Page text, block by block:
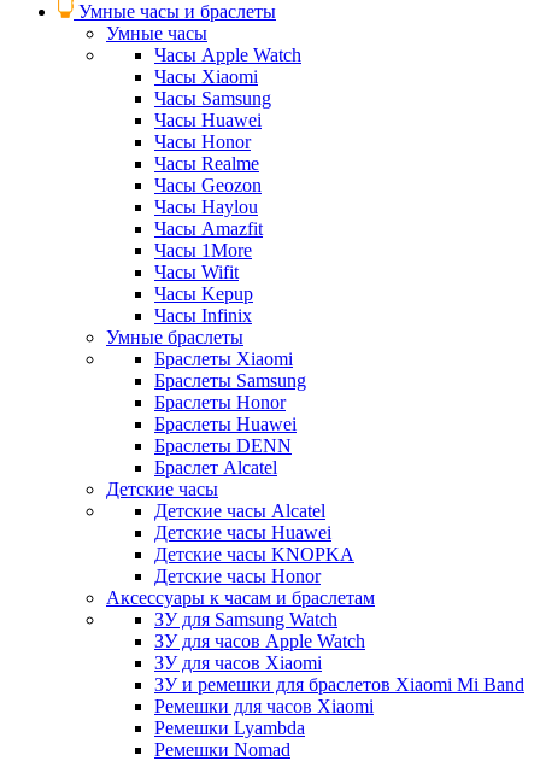
Умные часы и браслеты
Умные часы
Часы Apple Watch
Часы Xiaomi
Часы Samsung
Часы Huawei
Часы Honor
Часы Realme
Часы Geozon
Часы Haylou
Часы Amazfit
Часы 1More
Часы Wifit
Часы Kepup
Часы Infinix
Умные браслеты
Браслеты Xiaomi
Браслеты Samsung
Браслеты Honor
Браслеты Huawei
Браслеты DENN
Браслет Alcatel
Детские часы
Детские часы Alcatel
Детские часы Huawei
Детские часы KNOPKA
Детские часы Honor
Аксессуары к часам и браслетам
ЗУ для Samsung Watch
ЗУ для часов Apple Watch
ЗУ для часов Xiaomi
ЗУ и ремешки для браслетов Xiaomi Mi Band
Ремешки для часов Xiaomi
Ремешки Lyambda
Ремешки Nomad